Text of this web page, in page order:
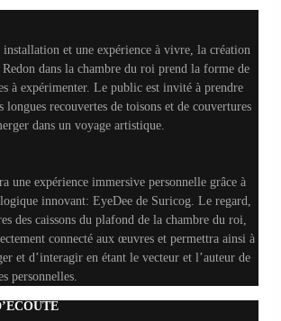
installation et une expérience à vivre, la création
dans la chambre du roi prend la forme de
à expérimenter. Le public est invité à prendre
longues recouvertes de toisons et de couvertures
dans un voyage artistique.
une expérience immersive personnelle grâce à
innovant: EyeDee de Suricog. Le regard,
des caissons du plafond de la chambre du roi,
connecté aux œuvres et permettra ainsi à
et d’interagir en étant le vecteur et l’auteur de
personnelles.